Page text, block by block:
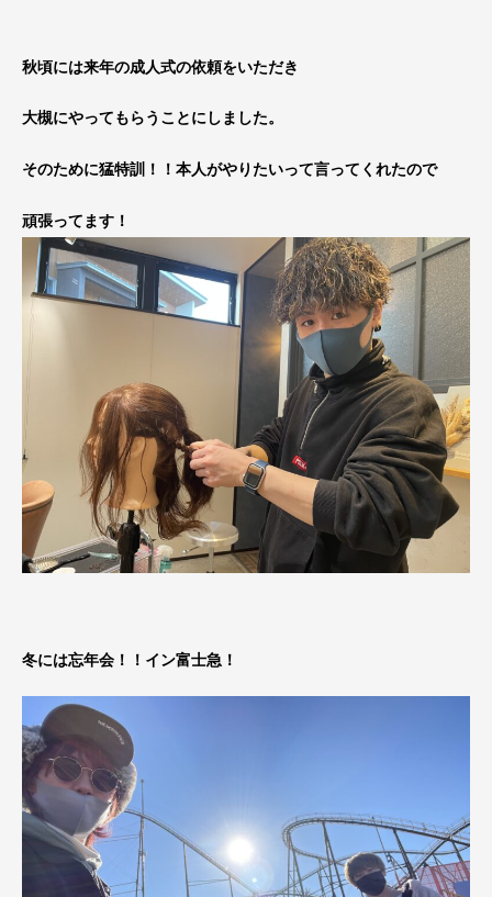
秋頃には来年の成人式の依頼をいただき
大槻にやってもらうことにしました。
そのために猛特訓！！本人がやりたいって言ってくれたので
頑張ってます！
冬には忘年会！！イン富士急！